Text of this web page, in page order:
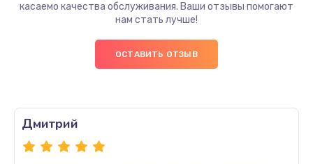
касаемо качества обслуживания. Ваши отзывы помогают
нам стать лучше!
ОСТАВИТЬ ОТЗЫВ
Дмитрий